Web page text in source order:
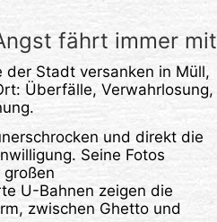
fährt immer mit
der Stadt versanken in Müll,
Überfälle, Verwahrlosung,
und direkt die
Seine Fotos
U-Bahnen zeigen die
zwischen Ghetto und